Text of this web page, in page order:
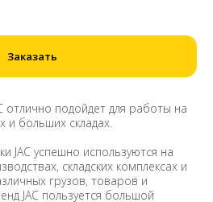
Заказать
отлично подойдет для работы на
и больших складах.
JAC успешно используются на
складских комплексах и
грузов, товаров и
JAC пользуется большой